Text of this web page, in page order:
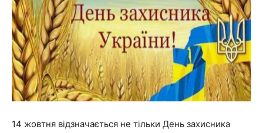
"НАДІЯ"
14 жовтня відзначається не тільки День захисника